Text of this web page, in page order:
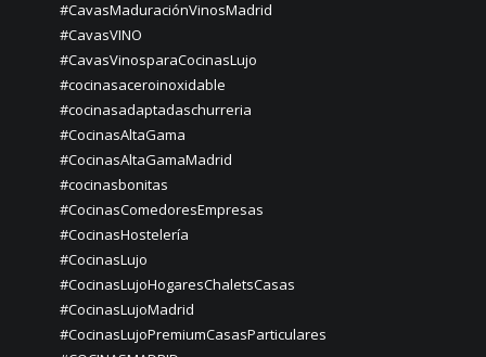
#CavasMaduraciónVinosMadrid
#CavasVINO
#CavasVinosparaCocinasLujo
#cocinasaceroinoxidable
#cocinasadaptadaschurreria
#CocinasAltaGama
#CocinasAltaGamaMadrid
#cocinasbonitas
#CocinasComedoresEmpresas
#CocinasHostelería
#CocinasLujo
#CocinasLujoHogaresChaletsCasas
#CocinasLujoMadrid
#CocinasLujoPremiumCasasParticulares